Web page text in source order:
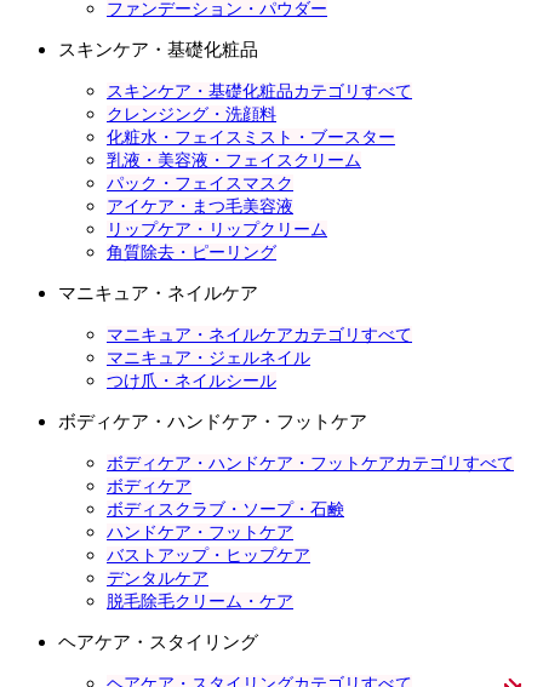
ファンデーション・パウダー
スキンケア・基礎化粧品
スキンケア・基礎化粧品カテゴリすべて
クレンジング・洗顔料
化粧水・フェイスミスト・ブースター
乳液・美容液・フェイスクリーム
パック・フェイスマスク
アイケア・まつ毛美容液
リップケア・リップクリーム
角質除去・ピーリング
マニキュア・ネイルケア
マニキュア・ネイルケアカテゴリすべて
マニキュア・ジェルネイル
つけ爪・ネイルシール
ボディケア・ハンドケア・フットケア
ボディケア・ハンドケア・フットケアカテゴリすべて
ボディケア
ボディスクラブ・ソープ・石鹸
ハンドケア・フットケア
バストアップ・ヒップケア
デンタルケア
脱毛除毛クリーム・ケア
ヘアケア・スタイリング